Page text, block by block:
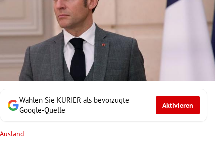
Untermenü
Untermenü
Wählen Sie KURIER als bevorzugte
Google-Quelle
Aktivieren
Ausland